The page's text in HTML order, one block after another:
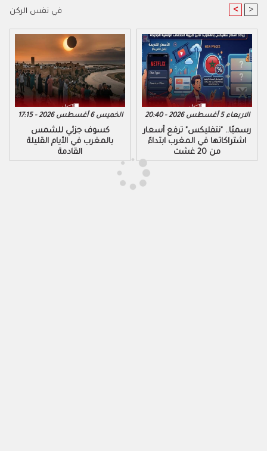
في نفس الركن < >
الخميس 6 أغسطس 2026 - 17:15
كسوف جزئي للشمس
بالمغرب في الأيام القليلة
القادمة
الاربعاء 5 أغسطس 2026 - 20:40
رسميًا.. "نتفليكس" ترفع أسعار
اشتراكاتها في المغرب ابتداءً
من 20 غشت